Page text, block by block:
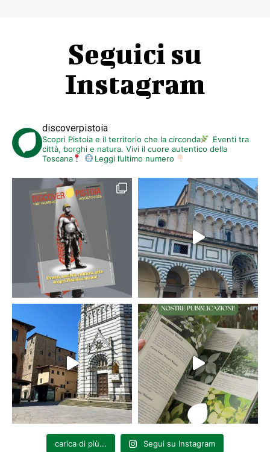
Seguici su
Instagram
discoverpistoia
Scopri Pistoia e il territorio che la circonda
Eventi tra
città, borghi e natura. Vivi il cuore autentico della
Toscana
Leggi l’ultimo numero
carica di più... Segui su Instagram